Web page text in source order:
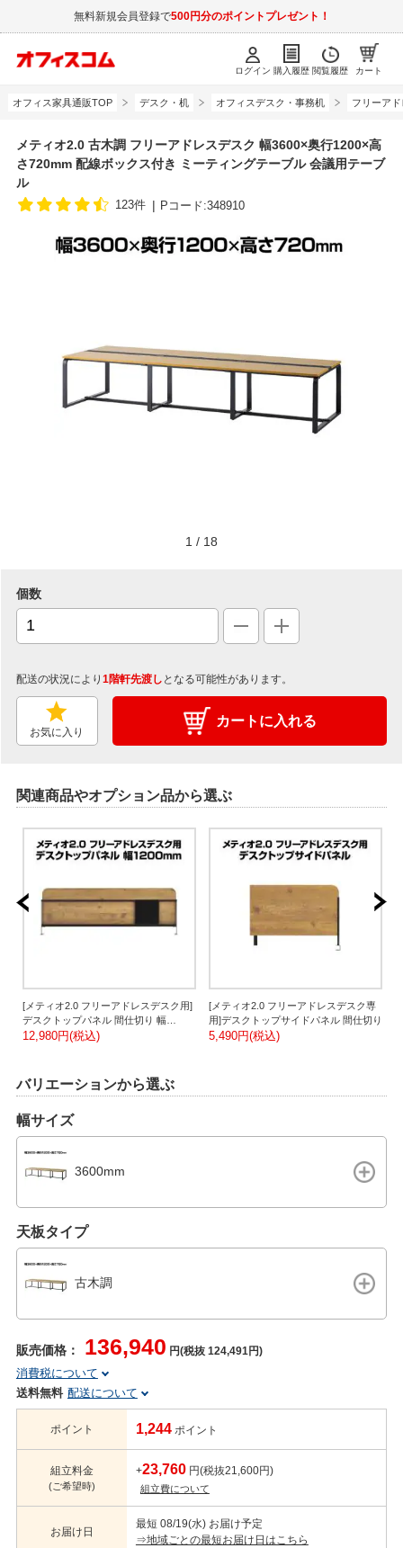
無料新規会員登録で500円分のポイントプレゼント！
ログイン 購入履歴 閲覧履歴 カート
オフィス家具通販TOP デスク・机 オフィスデスク・事務机 フリーア
メティオ2.0 古木調 フリーアドレスデスク 幅3600×奥行1200×高
さ720mm 配線ボックス付き ミーティングテーブル 会議用テーブ
ル
123件 Pコード:348910
1 / 18
個数
配送の状況により 1階軒先渡し となる可能性があります。
お気に入り
カートに入れる
関連商品やオプション品から選ぶ
[メティオ2.0 フリーアドレスデスク用]
デスクトップパネル 間仕切り 幅
1200mm用
12,980円(税込)
[メティオ2.0 フリーアドレスデスク専
用]デスクトップサイドパネル 間仕切り
5,490円(税込)
バリエーションから選ぶ
幅サイズ
3600mm
天板タイプ
古木調
販売価格： 136,940 円(税抜 124,491円)
消費税について
送料無料 配送について
ポイント 1,244 ポイント
組立料金
(ご希望時)
+23,760 円(税抜21,600円)
組立費について
お届け日
最短 08/19(水) お届け予定
⇒地域ごとの最短お届け日はこちら